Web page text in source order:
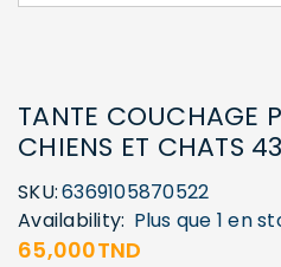
TANTE COUCHAGE
CHIENS ET CHATS
SKU:6369105870522
Availability: Plus que 1 en
65,000TND